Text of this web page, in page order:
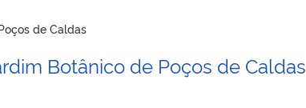
de Caldas
Botânico de Poços de Caldas